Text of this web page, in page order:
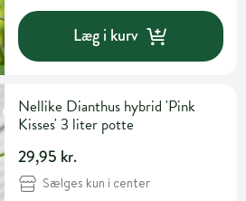
Læg i kurv
Nellike Dianthus hybrid 'Pink
Kisses' 3 liter potte
29,95 kr.
Sælges kun i center